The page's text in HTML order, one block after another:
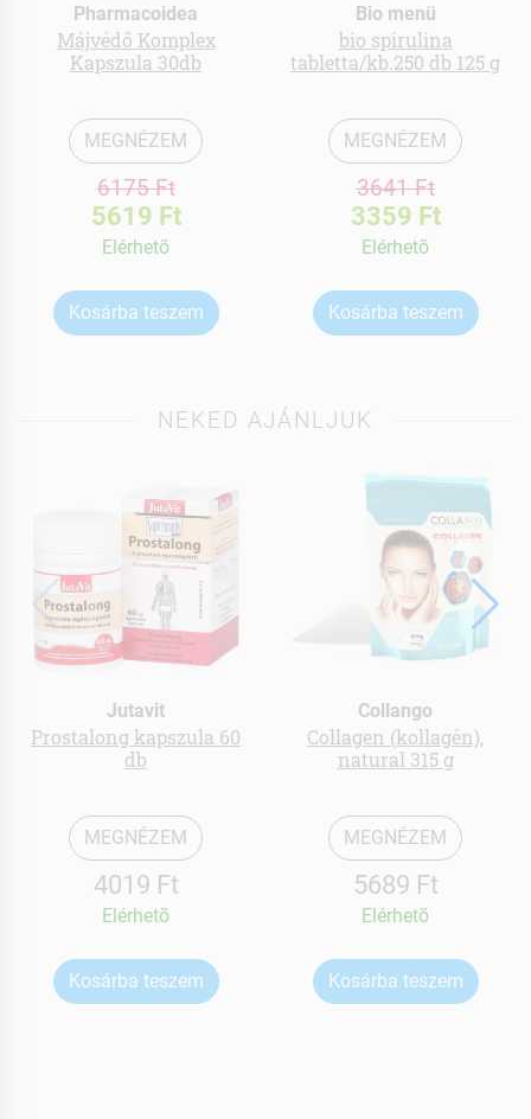
Pharmacoidea
Májvédő Komplex
Kapszula 30db
MEGNÉZEM
6175 Ft
5619 Ft
Elérhetõ
Kosárba teszem
Bio menü
bio spirulina
tabletta/kb.250 db 125 g
MEGNÉZEM
3641 Ft
3359 Ft
Elérhetõ
Kosárba teszem
NEKED AJÁNLJUK
Jutavit
Prostalong kapszula 60
db
MEGNÉZEM
4019 Ft
Elérhetõ
Kosárba teszem
Collango
Collagen (kollagén),
natural 315 g
MEGNÉZEM
5689 Ft
Elérhetõ
Kosárba teszem